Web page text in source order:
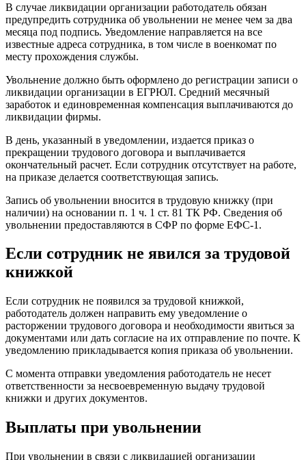
В случае ликвидации организации работодатель обязан
предупредить сотрудника об увольнении не менее чем за два
месяца под подпись. Уведомление направляется на все
известные адреса сотрудника, в том числе в военкомат по
месту прохождения службы.
Увольнение должно быть оформлено до регистрации записи о
ликвидации организации в ЕГРЮЛ. Средний месячный
заработок и единовременная компенсация выплачиваются до
ликвидации фирмы.
В день, указанный в уведомлении, издается приказ о
прекращении трудового договора и выплачивается
окончательный расчет. Если сотрудник отсутствует на работе,
на приказе делается соответствующая запись.
Запись об увольнении вносится в трудовую книжку (при
наличии) на основании п. 1 ч. 1 ст. 81 ТК РФ. Сведения об
увольнении предоставляются в СФР по форме ЕФС-1.
Если сотрудник не явился за трудовой
книжкой
Если сотрудник не появился за трудовой книжкой,
работодатель должен направить ему уведомление о
расторжении трудового договора и необходимости явиться за
документами или дать согласие на их отправление по почте. К
уведомлению прикладывается копия приказа об увольнении.
С момента отправки уведомления работодатель не несет
ответственности за несвоевременную выдачу трудовой
книжки и других документов.
Выплаты при увольнении
При увольнении в связи с ликвидацией организации